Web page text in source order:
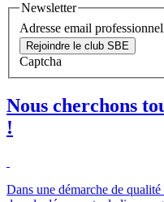
Newsletter
Adresse email
Rejoindre le club SBE
Captcha
Nous cherchons
!
Dans une démarche de